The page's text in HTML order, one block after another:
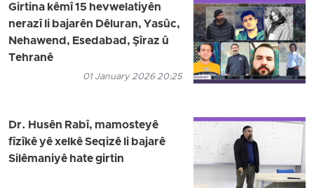
Girtina kêmî 15 hevwelatiyên
nerazî li bajarên Dêluran, Yasûc,
Nehawend, Esedabad, Şîraz û
Tehranê
01 January 2026 20:25
Dr. Husên Rabî, mamosteyê
fîzîkê yê xelkê Seqizê li bajarê
Silêmaniyê hate girtin